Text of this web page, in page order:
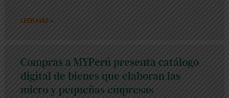
LEER MÁS »
Compras a MYPerú presenta catálogo
digital de bienes que elaboran las
micro y pequeñas empresas